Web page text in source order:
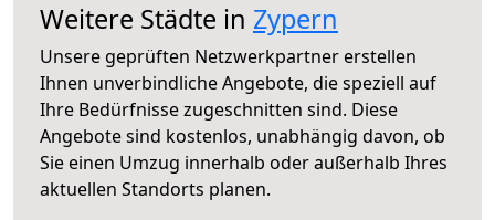
Weitere Städte in Zypern
Unsere geprüften Netzwerkpartner erstellen
Ihnen unverbindliche Angebote, die speziell auf
Ihre Bedürfnisse zugeschnitten sind. Diese
Angebote sind kostenlos, unabhängig davon, ob
Sie einen Umzug innerhalb oder außerhalb Ihres
aktuellen Standorts planen.